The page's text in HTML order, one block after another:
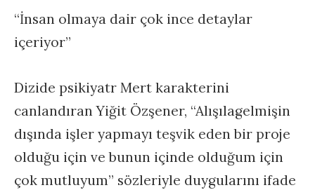
“İnsan olmaya dair çok ince detaylar
içeriyor”
Dizide psikiyatr Mert karakterini
canlandıran Yiğit Özşener, “Alışılagelmişin
dışında işler yapmayı teşvik eden bir proje
olduğu için ve bunun içinde olduğum için
çok mutluyum” sözleriyle duygularını ifade